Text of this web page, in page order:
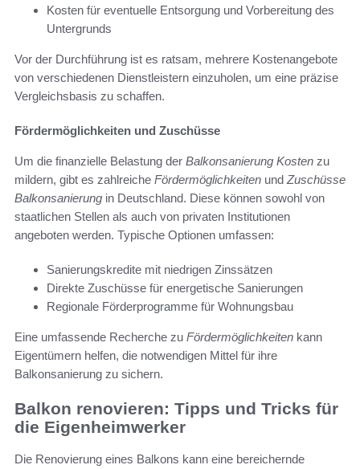
Kosten für eventuelle Entsorgung und Vorbereitung des
Untergrunds
Vor der Durchführung ist es ratsam, mehrere Kostenangebote
von verschiedenen Dienstleistern einzuholen, um eine präzise
Vergleichsbasis zu schaffen.
Fördermöglichkeiten und Zuschüsse
Um die finanzielle Belastung der Balkonsanierung Kosten zu
mildern, gibt es zahlreiche Fördermöglichkeiten und Zuschüsse
Balkonsanierung in Deutschland. Diese können sowohl von
staatlichen Stellen als auch von privaten Institutionen
angeboten werden. Typische Optionen umfassen:
Sanierungskredite mit niedrigen Zinssätzen
Direkte Zuschüsse für energetische Sanierungen
Regionale Förderprogramme für Wohnungsbau
Eine umfassende Recherche zu Fördermöglichkeiten kann
Eigentümern helfen, die notwendigen Mittel für ihre
Balkonsanierung zu sichern.
Balkon renovieren: Tipps und Tricks für
die Eigenheimwerker
Die Renovierung eines Balkons kann eine bereichernde